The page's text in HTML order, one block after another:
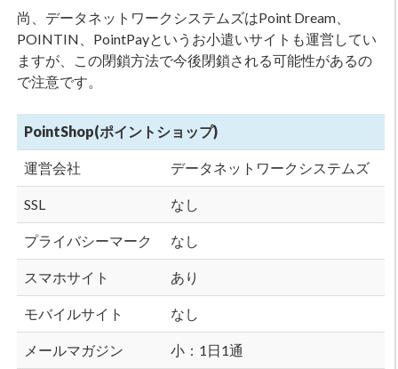
尚、データネットワークシステムズはPoint Dream、
POINTIN、PointPayというお小遣いサイトも運営してい
ますが、この閉鎖方法で今後閉鎖される可能性があるの
で注意です。
PointShop(ポイントショップ)
運営会社 データネットワークシステムズ
SSL なし
プライバシーマーク なし
スマホサイト あり
モバイルサイト なし
メールマガジン 小：1日1通